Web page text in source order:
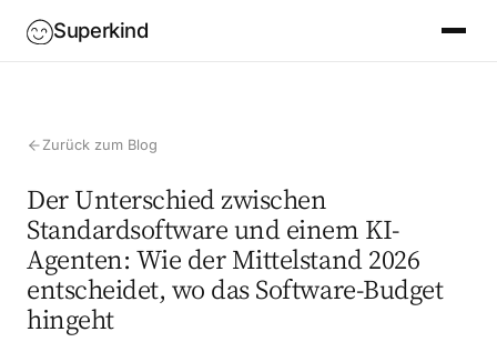
Superkind
Zurück zum Blog
Der Unterschied zwischen
Standardsoftware und einem KI-
Agenten: Wie der Mittelstand 2026
entscheidet, wo das Software-Budget
hingeht